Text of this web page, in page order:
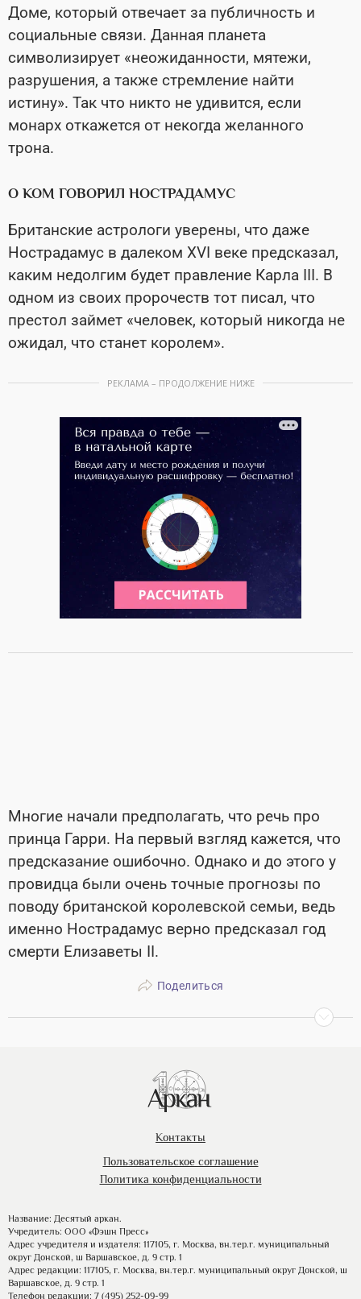
Доме, который отвечает за публичность и
социальные связи. Данная планета
символизирует «неожиданности, мятежи,
разрушения, а также стремление найти
истину». Так что никто не удивится, если
монарх откажется от некогда желанного
трона.
О КОМ ГОВОРИЛ НОСТРАДАМУС
Британские астрологи уверены, что даже
Нострадамус в далеком XVI веке предсказал,
каким недолгим будет правление Карла III. В
одном из своих пророчеств тот писал, что
престол займет «человек, который никогда не
ожидал, что станет королем».
РЕКЛАМА – ПРОДОЛЖЕНИЕ НИЖЕ
Многие начали предполагать, что речь про
принца Гарри. На первый взгляд кажется, что
предсказание ошибочно. Однако и до этого у
провидца были очень точные прогнозы по
поводу британской королевской семьи, ведь
именно Нострадамус верно предсказал год
смерти Елизаветы II.
Поделиться
Контакты
Пользовательское соглашение
Политика конфиденциальности
Название: Десятый аркан.
Учредитель: ООО «Фэшн Пресс»
Адрес учредителя и издателя: 117105, г. Москва, вн.тер.г. муниципальный
округ Донской, ш Варшавское, д. 9 стр. 1
Адрес редакции: 117105, г. Москва, вн.тер.г. муниципальный округ Донской, ш
Варшавское, д. 9 стр. 1
Телефон редакции: 7 (495) 252-09-99